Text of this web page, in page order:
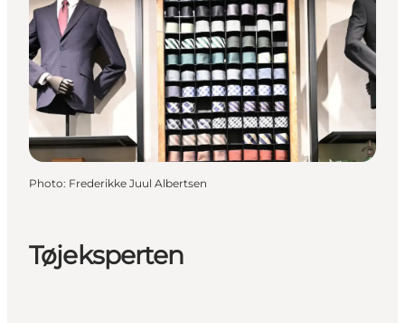
Quoi faire
Hébergements
Planifiez votre voyage
Tøjeksperten
Photo: Frederikke Juul Albertsen